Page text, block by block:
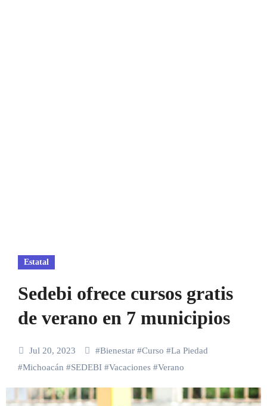
Estatal
Sedebi ofrece cursos gratis
de verano en 7 municipios
Jul 20, 2023 #Bienestar#Curso #La Piedad
#Michoacán #SEDEBI#Vacaciones#Verano